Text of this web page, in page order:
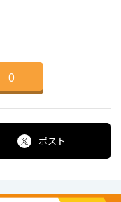
0
ポスト